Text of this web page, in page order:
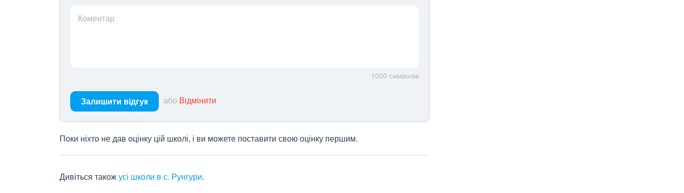
Коментар
1000 символів
Залишити відгук або Відмінити
Поки ніхто не дав оцінку цій школі, і ви можете поставити свою оцінку першим.
Дивіться такожусі школи в с. Рунгури.